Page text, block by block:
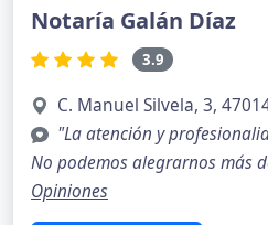
Notaría Galán Díaz
3.9
C. Manuel Silvela, 3,
"La atención y
No podemos alegrarnos más
Opiniones